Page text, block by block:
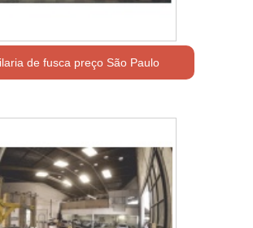
de fusca preço São Paulo